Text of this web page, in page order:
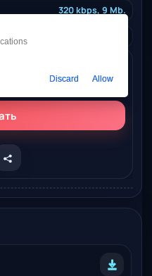
320 kbps, 9 Mb.
Discard Allow